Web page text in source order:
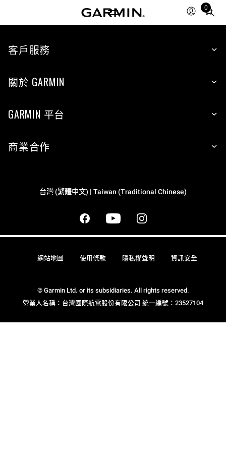
0
Total
客戶服務
關於 GARMIN
GARMIN 平台
商業合作
台灣 (繁體中文) | Taiwan (Traditional Chinese)
© Garmin Ltd. or its subsidiaries. All rights reserved.
營業人名稱：台灣國際航電股份有限公司 統一編號：23527104
網站地圖 使用條款 隱私權聲明 資訊安全